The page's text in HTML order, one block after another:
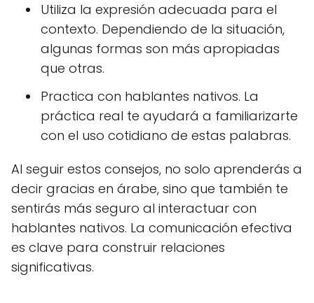
Utiliza la expresión adecuada para el
contexto. Dependiendo de la situación,
algunas formas son más apropiadas
que otras.
Practica con hablantes nativos. La
práctica real te ayudará a familiarizarte
con el uso cotidiano de estas palabras.
Al seguir estos consejos, no solo aprenderás a
decir gracias en árabe, sino que también te
sentirás más seguro al interactuar con
hablantes nativos. La comunicación efectiva
es clave para construir relaciones
significativas.